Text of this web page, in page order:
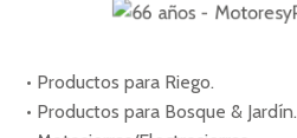
• Productos para Riego.
• Productos para Bosque & Jardín.